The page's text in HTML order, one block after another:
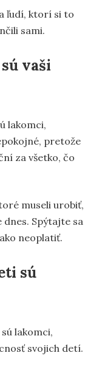
ľudí, ktorí si to
sami.
vaši
lakomci,
pretože
za všetko, čo
museli urobiť,
dnes. Spýtajte sa
neoplatiť.
sú
lakomci,
svojich detí.